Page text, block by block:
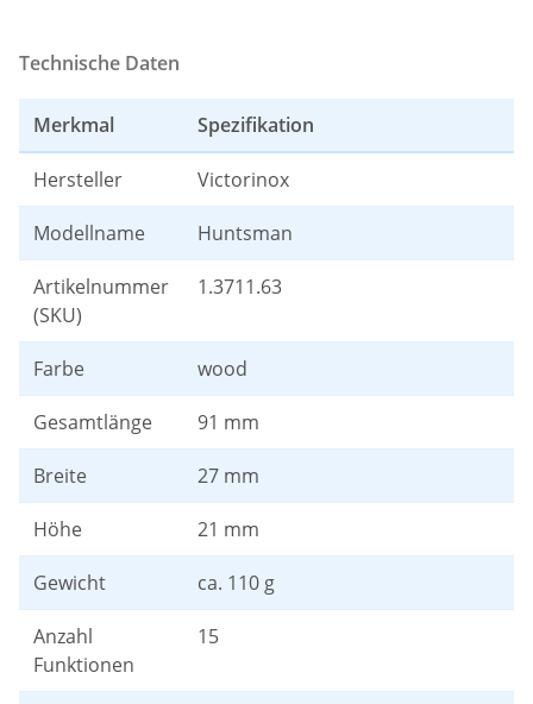
Technische Daten
Merkmal Spezifikation
Hersteller Victorinox
Modellname Huntsman
Artikelnummer
(SKU)
1.3711.63
Farbe wood
Gesamtlänge 91 mm
Breite 27 mm
Höhe 21 mm
Gewicht ca. 110 g
Anzahl
Funktionen
15